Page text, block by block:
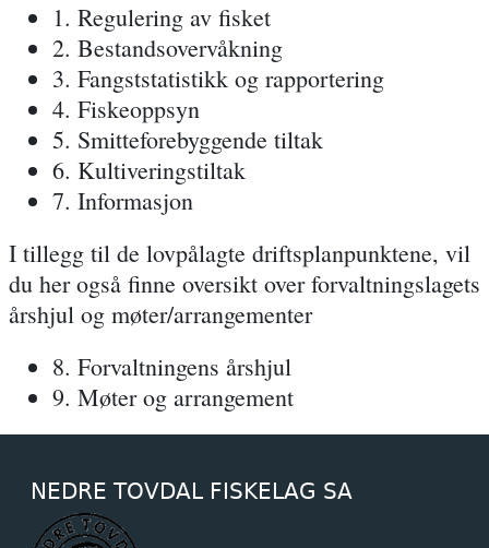
1. Regulering av fisket
2. Bestandsovervåkning
3. Fangststatistikk og rapportering
4. Fiskeoppsyn
5. Smitteforebyggende tiltak
6. Kultiveringstiltak
7. Informasjon
I tillegg til de lovpålagte driftsplanpunktene, vil
du her også finne oversikt over forvaltningslagets
årshjul og møter/arrangementer
8. Forvaltningens årshjul
9. Møter og arrangement
NEDRE TOVDAL FISKELAG SA